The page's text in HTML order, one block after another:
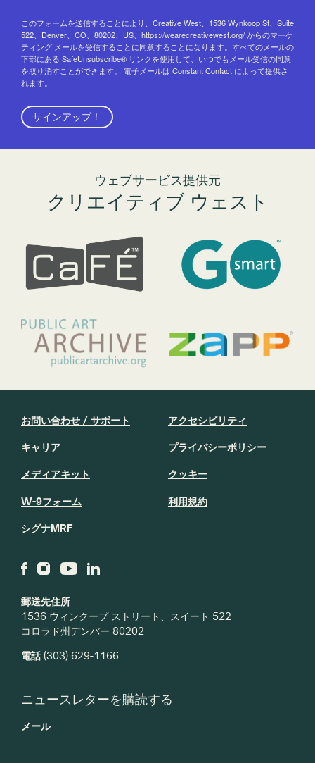
このフォームを送信することにより、Creative West、1536 Wynkoop St、Suite
522、Denver、CO、80202、US、https://wearecreativewest.org/ からのマーケ
ティング メールを受信することに同意することになります。すべてのメールの
下部にある SafeUnsubscribe® リンクを使用して、いつでもメール受信の同意
を取り消すことができます。 電子メールは Constant Contact によって提供さ
れます。
サインアップ！
ウェブサービス提供元
クリエイティブ ウェスト
郵送先住所
1536 ウィンクープ ストリート、スイート 522
コロラド州デンバー 80202
電話(303) 629-1166
お問い合わせ / サポート
キャリア
メディアキット
W-9フォーム
シグナMRF
アクセシビリティ
プライバシーポリシー
クッキー
利用規約
ニュースレターを購読する
メール